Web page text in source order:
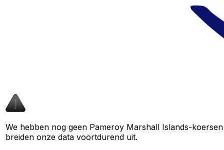
We hebben nog geen Pameroy Marshall Islands-
breiden onze data voortdurend uit.